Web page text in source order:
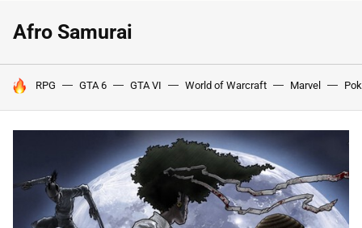
Afro Samurai
HOY SE HABLA DE
RPG GTA 6 GTA VI World of Warcraft Marvel